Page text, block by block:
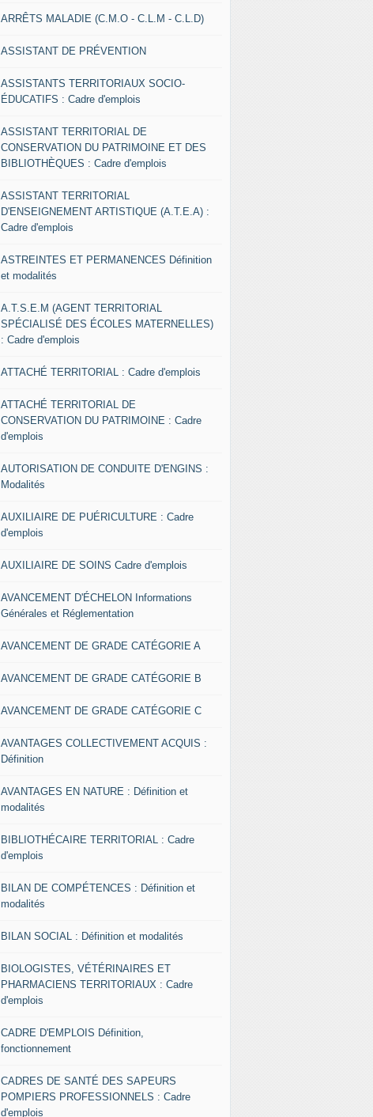
ARRÊTS MALADIE (C.M.O - C.L.M - C.L.D)
ASSISTANT DE PRÉVENTION
ASSISTANTS TERRITORIAUX SOCIO-
ÉDUCATIFS : Cadre d'emplois
ASSISTANT TERRITORIAL DE
CONSERVATION DU PATRIMOINE ET DES
BIBLIOTHÈQUES : Cadre d'emplois
ASSISTANT TERRITORIAL
D'ENSEIGNEMENT ARTISTIQUE (A.T.E.A) :
Cadre d'emplois
ASTREINTES ET PERMANENCES Définition
et modalités
A.T.S.E.M (AGENT TERRITORIAL
SPÉCIALISÉ DES ÉCOLES MATERNELLES)
: Cadre d'emplois
ATTACHÉ TERRITORIAL : Cadre d'emplois
ATTACHÉ TERRITORIAL DE
CONSERVATION DU PATRIMOINE : Cadre
d'emplois
AUTORISATION DE CONDUITE D'ENGINS :
Modalités
AUXILIAIRE DE PUÉRICULTURE : Cadre
d'emplois
AUXILIAIRE DE SOINS Cadre d'emplois
AVANCEMENT D'ÉCHELON Informations
Générales et Réglementation
AVANCEMENT DE GRADE CATÉGORIE A
AVANCEMENT DE GRADE CATÉGORIE B
AVANCEMENT DE GRADE CATÉGORIE C
AVANTAGES COLLECTIVEMENT ACQUIS :
Définition
AVANTAGES EN NATURE : Définition et
modalités
BIBLIOTHÉCAIRE TERRITORIAL : Cadre
d'emplois
BILAN DE COMPÉTENCES : Définition et
modalités
BILAN SOCIAL : Définition et modalités
BIOLOGISTES, VÉTÉRINAIRES ET
PHARMACIENS TERRITORIAUX : Cadre
d'emplois
CADRE D'EMPLOIS Définition,
fonctionnement
CADRES DE SANTÉ DES SAPEURS
POMPIERS PROFESSIONNELS : Cadre
d'emplois